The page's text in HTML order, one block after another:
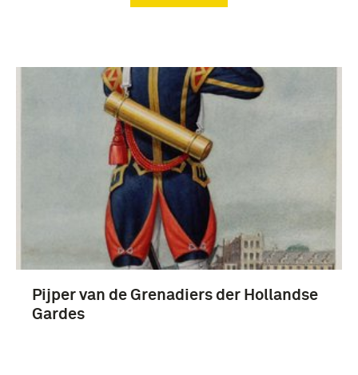
Prenten en Tekeningen (20)
Fotografisch materiaal (9)
Prenten en Tekeningen, Collectie Ten Raa (8)
grammofoonplaat (7)
Meer
Pijper van de Grenadiers der Hollandse
Gardes